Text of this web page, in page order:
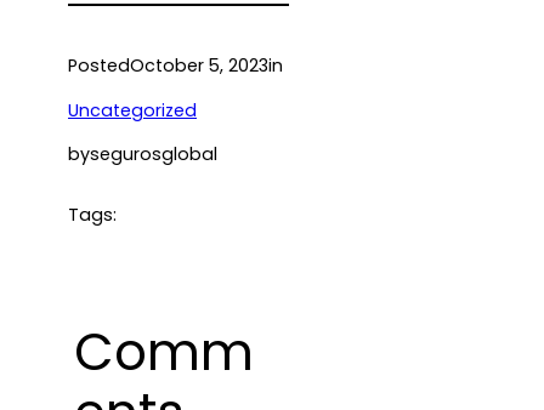
PostedOctober 5, 2023in
Uncategorized
bysegurosglobal
Tags:
Comm